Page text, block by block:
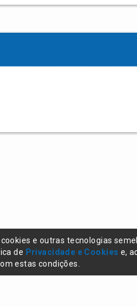
e outras tecnologias
de Privacidade e Cookies e,
estas condições.